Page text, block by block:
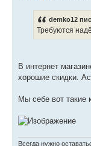
demko12
Требуются
В интернет
хорошие скидки.
Мы себе вот такие
Всегда нужно